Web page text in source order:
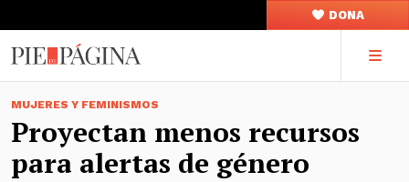
DONA
MUJERES Y FEMINISMOS
Proyectan menos recursos
para alertas de género